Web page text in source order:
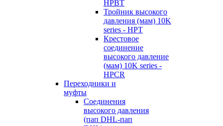
HPBT
Тройник высокого
давления (мам) 10K
series - HPT
Крестовое
соединение
высокого давление
(мам) 10K series -
HPCR
Переходники и
муфты
Cоединения
высокого давления
(пап DHL-пап